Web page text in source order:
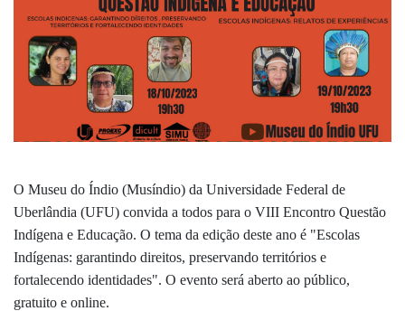
O Museu do Índio (Musíndio) da Universidade Federal de
Uberlândia (UFU) convida a todos para o VIII Encontro Questão
Indígena e Educação. O tema da edição deste ano é "Escolas
Indígenas: garantindo direitos, preservando territórios e
fortalecendo identidades". O evento será aberto ao público,
gratuito e online.